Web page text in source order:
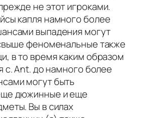
не этот игроками.
капля намного более
выпадения могут
феноменальные также
в то время каким образом
с. Ant. до намного более
могут быть
дюжинные и еще
Вы в силах